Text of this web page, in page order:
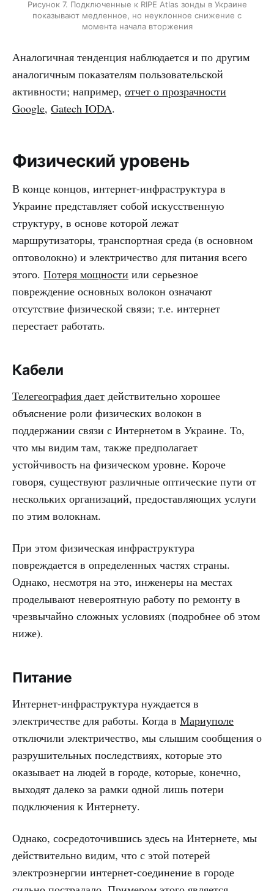
Рисунок 7. Подключенные к RIPE Atlas зонды в Украине
показывают медленное, но неуклонное снижение с
момента начала вторжения
Аналогичная тенденция наблюдается и по другим
аналогичным показателям пользовательской
активности; например, отчет о прозрачности
Google, Gatech IODA.
Физический уровень
В конце концов, интернет-инфраструктура в
Украине представляет собой искусственную
структуру, в основе которой лежат
маршрутизаторы, транспортная среда (в основном
оптоволокно) и электричество для питания всего
этого. Потеря мощности или серьезное
повреждение основных волокон означают
отсутствие физической связи; т.е. интернет
перестает работать.
Кабели
Телегеография дает действительно хорошее
объяснение роли физических волокон в
поддержании связи с Интернетом в Украине. То,
что мы видим там, также предполагает
устойчивость на физическом уровне. Короче
говоря, существуют различные оптические пути от
нескольких организаций, предоставляющих услуги
по этим волокнам.
При этом физическая инфраструктура
повреждается в определенных частях страны.
Однако, несмотря на это, инженеры на местах
проделывают невероятную работу по ремонту в
чрезвычайно сложных условиях (подробнее об этом
ниже).
Питание
Интернет-инфраструктура нуждается в
электричестве для работы. Когда в Мариуполе
отключили электричество, мы слышим сообщения о
разрушительных последствиях, которые это
оказывает на людей в городе, которые, конечно,
выходят далеко за рамки одной лишь потери
подключения к Интернету.
Однако, сосредоточившись здесь на Интернете, мы
действительно видим, что с этой потерей
электроэнергии интернет-соединение в городе